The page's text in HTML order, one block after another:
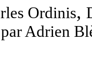
Ordinis,
Adrien